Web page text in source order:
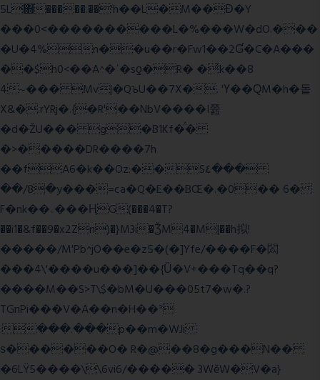
5L΋�����.��'h��L�M��Ɖ�Y
���0˂����������L�%���W�dO.���
�U�4%n��u��r�Fw1��2Ɠ�C�A���
��$h0<��A^�ʿ�sƍ�R� �͗k��8
4~��� Mv|�QъU��7X�. 'Ү��ԚM�h�돝
X&�.rYRj�.{�R'��NbV����I쯆
�d�ŽU��� g�B1Kf�̈́�
�>�����DR����7h
��fA6�k��Oz:��S٤���
��/8�y���=ca�Q�E��BŒ�.�0�� 6�
F�nk��ۦ���ҢG(���4�T?
��i1�&f��9�x2Zn)�}M3i�ǮM4�M|��h拟!
�����/M'Pb^jO��e�z5�(�]Yfe/����F�閦
���4\'����u���]��{Ȕ�V+���Tq��q?
����M��S>T\$�bM�U���05t7�w�.?
TGnPi���V�A��n�H��ᐣ
:���.���p��m�WJi
ѕ������O� R�@��8�g���N��
�6LŸ5����\\6vi6/����� 3WěW�V�a}